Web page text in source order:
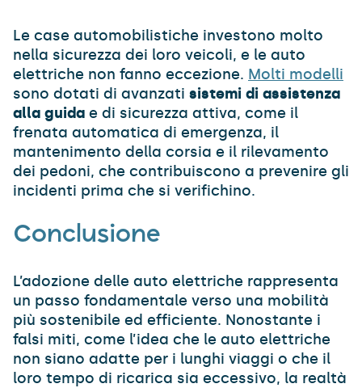
Le case automobilistiche investono molto
nella sicurezza dei loro veicoli, e le auto
elettriche non fanno eccezione. Molti modelli
sono dotati di avanzati sistemi di assistenza
alla guida e di sicurezza attiva, come il
frenata automatica di emergenza, il
mantenimento della corsia e il rilevamento
dei pedoni, che contribuiscono a prevenire gli
incidenti prima che si verifichino.
Conclusione
L’adozione delle auto elettriche rappresenta
un passo fondamentale verso una mobilità
più sostenibile ed efficiente. Nonostante i
falsi miti, come l’idea che le auto elettriche
non siano adatte per i lunghi viaggi o che il
loro tempo di ricarica sia eccessivo, la realtà